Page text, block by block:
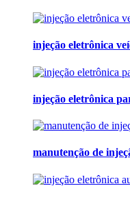
injeção eletrônica
injeção eletrônica
manutenção de